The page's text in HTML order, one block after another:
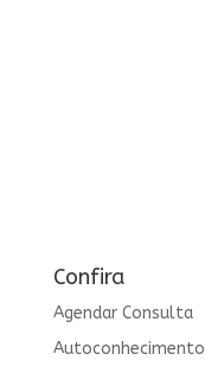
Confira
Agendar Consulta
Autoconhecimento